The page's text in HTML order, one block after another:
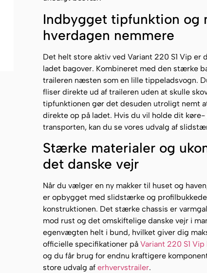
Indbygget tipfunktion
hverdagen nemmere
Det helt store aktiv ved Variant 220 S1 Vip
ladet bagover. Kombineret med den stærke
traileren næsten som en lille tippeladsvogn.
fliser direkte ud af traileren uden at skulle
tipfunktionen gør det desuden utroligt nemt
direkte op på ladet. Hvis du vil holde dit
transporten, kan du se vores udvalg af
Stærke materialer og
det danske vejr
Når du vælger en ny makker til huset og
er opbygget med slidstærke og
konstruktionen. Det stærke chassis er
mod rust og det omskiftelige danske vejr i
egenvægten helt i bund, hvilket giver dig
officielle specifikationer på Variant 220 S1 Vip
og du får brug for endnu kraftigere
store udvalg af erhvervstrailer.